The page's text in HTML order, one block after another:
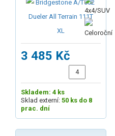
3 485 Kč
Skladem: 4 ks
Sklad externí: 50 ks do 8
prac. dní